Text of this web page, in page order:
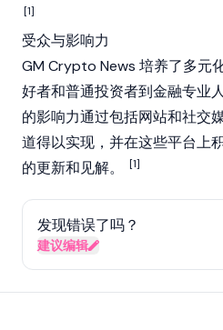
[1]
受众与影响力
GM Crypto News 培养了多元
好者和普通投资者到金融专业
的影响力通过包括网站和社交
道得以实现，并在这些平台上
的更新和见解。
[1]
发现错误了吗？
建议编辑